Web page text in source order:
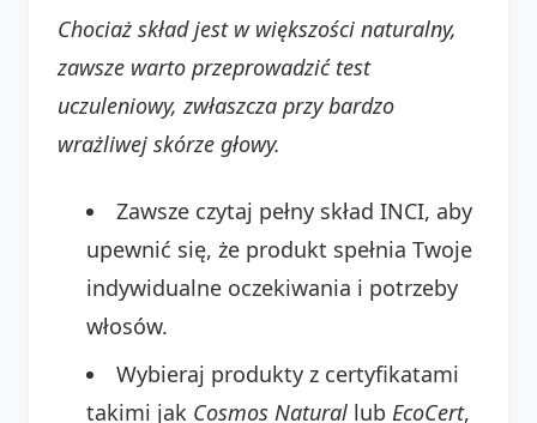
Chociaż skład jest w większości naturalny,
zawsze warto przeprowadzić test
uczuleniowy, zwłaszcza przy bardzo
wrażliwej skórze głowy.
Zawsze czytaj pełny skład INCI, aby
upewnić się, że produkt spełnia Twoje
indywidualne oczekiwania i potrzeby
włosów.
Wybieraj produkty z certyfikatami
takimi jak Cosmos Natural lub EcoCert,